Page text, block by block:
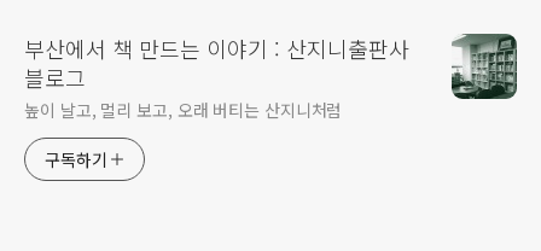
부산에서 책 만드는 이야기 : 산지니출판사
블로그
높이 날고, 멀리 보고, 오래 버티는 산지니처럼
구독하기